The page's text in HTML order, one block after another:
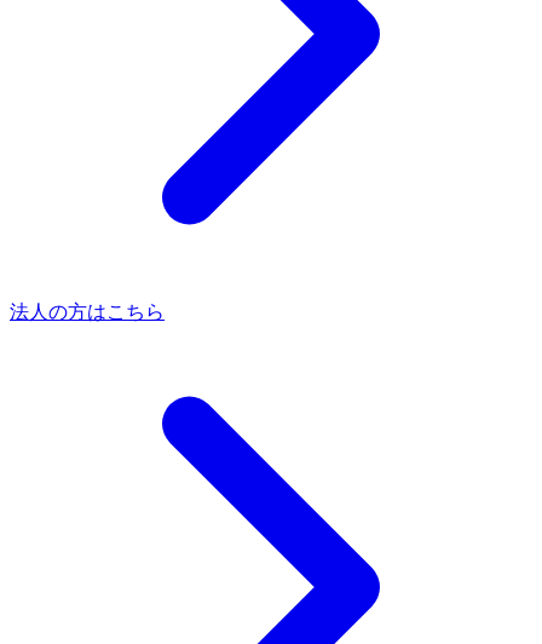
法人の方はこちら